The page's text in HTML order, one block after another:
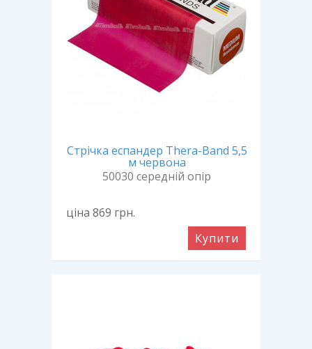
Стрічка еспандер Thera-Band 5,5
м червона
50030 середній опір
ціна 869 грн.
Купити